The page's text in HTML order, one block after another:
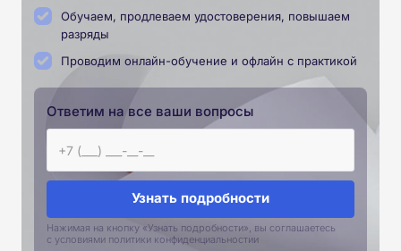
Обучаем, продлеваем удостоверения, повышаем
разряды
Проводим онлайн-обучение и офлайн с практикой
Ответим на все ваши вопросы
Узнать подробности
Нажимая на кнопку «Узнать подробности», вы соглашаетесь
с условиями политики конфиденциальностии